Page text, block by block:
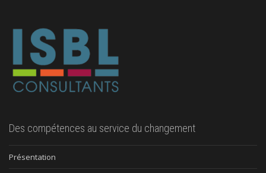
Des compétences au service du changement
Présentation